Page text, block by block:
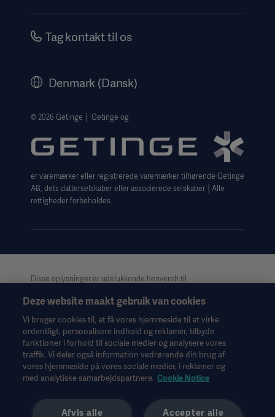
Careers
Website Privacy Policy
Website use disclaimer
Cookie Notice
Data Subject Request Form
Tag kontakt til os
Denmark (Dansk)
© 2026 Getinge │ Getinge og
er varemærker eller registrerede varemærker tilhørende Getinge
AB, dets datterselskaber eller associerede selskaber │Alle
rettigheder forbeholdes.
Disse oplysninger er udelukkende henvendt til
kun til informationsformål, er ikke udtømmende og bør derfor
ikke anvendes som erstatning for brugsanvisningen,
servicemanualen eller medicinsk rådgivning. Getinge påtager
sig intet ansvar for nogen handling eller undladelse fra nogen
part på baggrund af dette materiale, og tillid til det er
udelukkende på brugerens risiko.
Alle nævnte behandlinger, løsninger eller produkter er muligvis
hverken helt eller delvist, kopieres eller anvendes uden skriftlig
tilladelse fra Getinge.
Deze website maakt gebruik van cookies
Vi bruger cookies til, at få vores hjemmeside til at virke
ordentligt, personalisere indhold og reklamer, tilbyde
funktioner i forhold til sociale medier og analysere vores
traffik. Vi deler også information vedrørende din brug af
vores hjemmeside på vores sociale medier, i reklamer og
med analytiske samarbejdspartnere. Cookie Notice
Accepter alle
Afvis alle